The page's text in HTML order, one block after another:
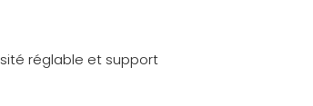
réglable et support